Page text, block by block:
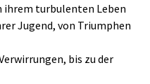
ihrem turbulenten Leben
Jugend, von Triumphen
bis zu der